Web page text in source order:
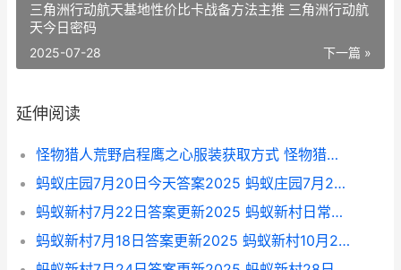
三角洲行动航天基地性价比卡战备方法主推 三角洲行动航
天今日密码
下一篇 »
2025-07-28
延伸阅读
怪物猎人荒野启程鹰之心服装获取方式 怪物猎人荒野启动崩溃报告怎么解决
蚂蚁庄园7月20日今天答案2025 蚂蚁庄园7月20日最新问题
蚂蚁新村7月22日答案更新2025 蚂蚁新村日常任务
蚂蚁新村7月18日答案更新2025 蚂蚁新村10月28日